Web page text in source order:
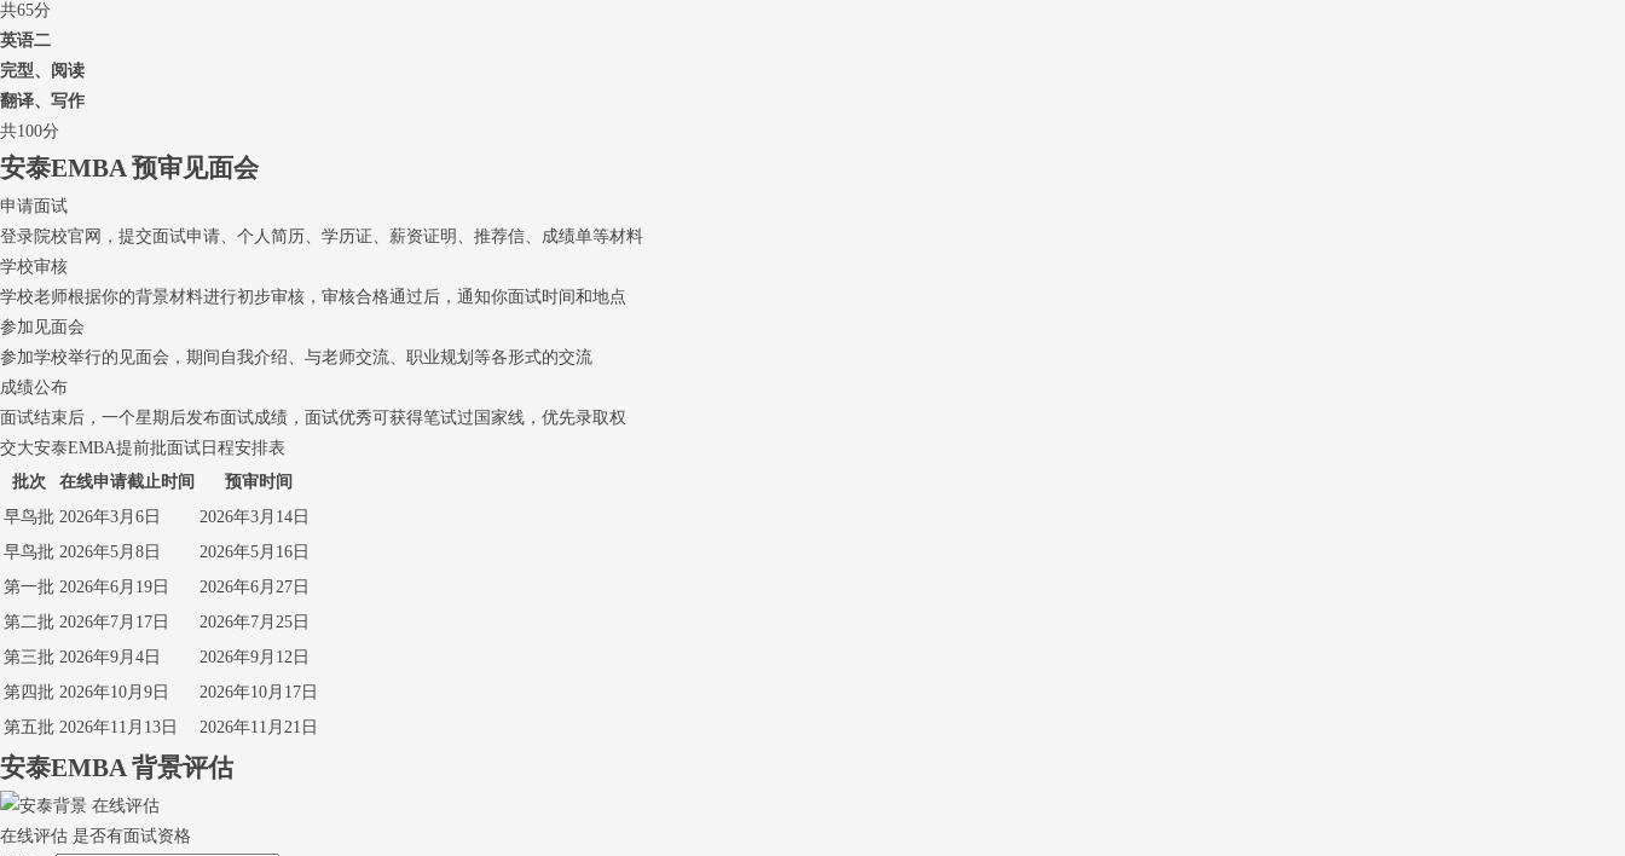
共65分
英语二
完型、阅读
翻译、写作
共100分
安泰EMBA预审见面会
申请面试
登录院校官网，提交面试申请、个人简历、学历证、薪资证明、推荐信、成绩单等材料
学校审核
学校老师根据你的背景材料进行初步审核，审核合格通过后，通知你面试时间和地点
参加见面会
参加学校举行的见面会，期间自我介绍、与老师交流、职业规划等各形式的交流
成绩公布
面试结束后，一个星期后发布面试成绩，面试优秀可获得笔试过国家线，优先录取权
交大安泰EMBA提前批面试日程安排表
批次
在线申请截止时间
预审时间
早鸟批 2026年3月6日
2026年3月14日
早鸟批 2026年5月8日
2026年5月16日
第一批 2026年6月19日
2026年6月27日
第二批 2026年7月17日
2026年7月25日
第三批 2026年9月4日
2026年9月12日
第四批 2026年10月9日
2026年10月17日
第五批 2026年11月13日 2026年11月21日
安泰EMBA背景评估
在线评估 是否有面试资格